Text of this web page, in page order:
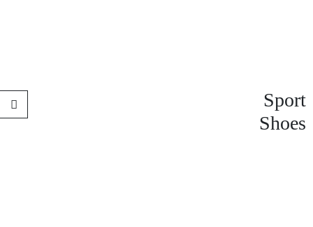
Sport
Shoes